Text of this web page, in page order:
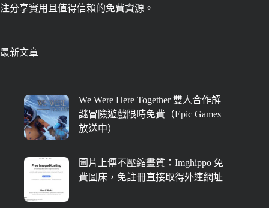
注分享實用且值得信賴的免費資源。
最新文章
We Were Here Together 雙人合作解
謎冒險遊戲限時免費（Epic Games
放送中）
圖片上傳不壓縮畫質：Imghippo 免
費圖床，免註冊直接取得外連網址